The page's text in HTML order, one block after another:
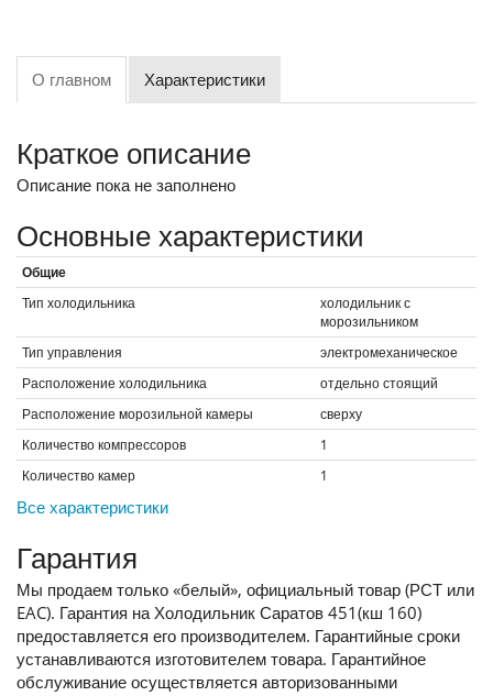
О главном Характеристики
Краткое описание
Описание пока не заполнено
Основные характеристики
Общие
Тип холодильника
холодильник с
морозильником
Тип управления
электромеханическое
Расположение холодильника
отдельно стоящий
Расположение морозильной камеры
сверху
Количество компрессоров
1
Количество камер
1
Все характеристики
Гарантия
Мы продаем только «белый», официальный товар (РСТ или
EAC). Гарантия на Холодильник Саратов 451(кш 160)
предоставляется его производителем. Гарантийные сроки
устанавливаются изготовителем товара. Гарантийное
обслуживание осуществляется авторизованными